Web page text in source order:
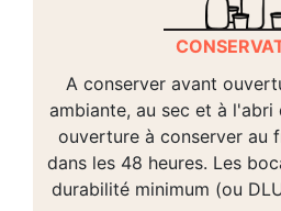
A conserver avant
ambiante, au sec et à l'abri
ouverture à conserver au
dans les 48 heures. Les
durabilité minimum (ou